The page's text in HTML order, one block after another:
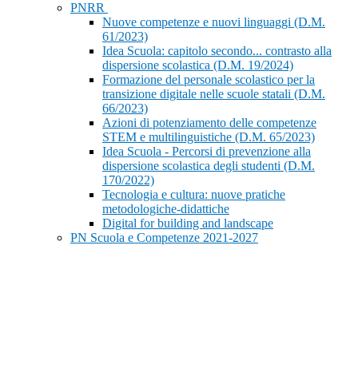
PNRR
Nuove competenze e nuovi linguaggi (D.M.
61/2023)
Idea Scuola: capitolo secondo... contrasto alla
dispersione scolastica (D.M. 19/2024)
Formazione del personale scolastico per la
transizione digitale nelle scuole statali (D.M.
66/2023)
Azioni di potenziamento delle competenze
STEM e multilinguistiche (D.M. 65/2023)
Idea Scuola - Percorsi di prevenzione alla
dispersione scolastica degli studenti (D.M.
170/2022)
Tecnologia e cultura: nuove pratiche
metodologiche-didattiche
Digital for building and landscape
PN Scuola e Competenze 2021-2027